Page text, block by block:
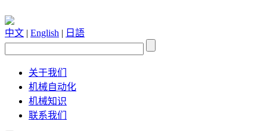
中文 | English | 日語
关于我们
机械自动化
机械知识
联系我们